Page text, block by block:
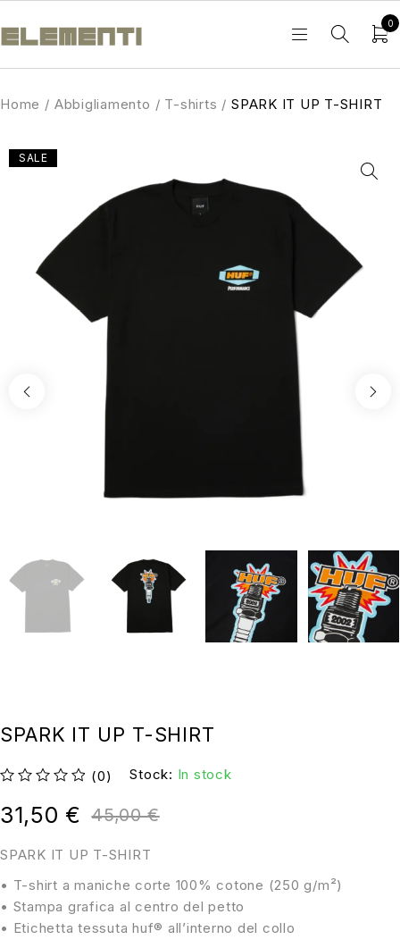
0
Home / Abbigliamento / T-shirts / SPARK IT UP T-SHIRT
SALE
SPARK IT UP T-SHIRT
(0) Stock: In stock
SPARK IT UP T-SHIRT
• T-shirt a maniche corte 100% cotone (250 g/m²)
• Stampa grafica al centro del petto
• Etichetta tessuta huf® all’interno del collo
45,00€
31,50 €